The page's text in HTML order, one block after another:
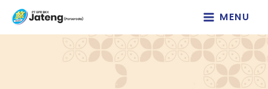
Lewati
konten
MENU